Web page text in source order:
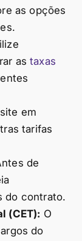
as opções
astaxas
em
tarifas
de
do contrato.
(CET): O
do